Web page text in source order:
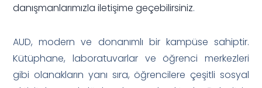
danışmanlarımızla iletişime geçebilirsiniz.
AUD, modern ve donanımlı bir kampüse sahiptir.
Kütüphane, laboratuvarlar ve öğrenci merkezleri
gibi olanakların yanı sıra, öğrencilere çeşitli sosyal